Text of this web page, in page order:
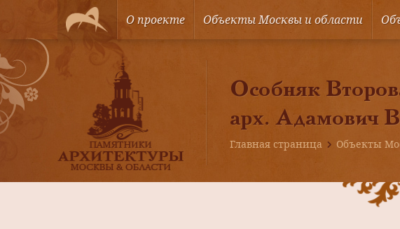
О проекте Объекты Москвы и области
Особняк
арх.
Главная страница Объекты